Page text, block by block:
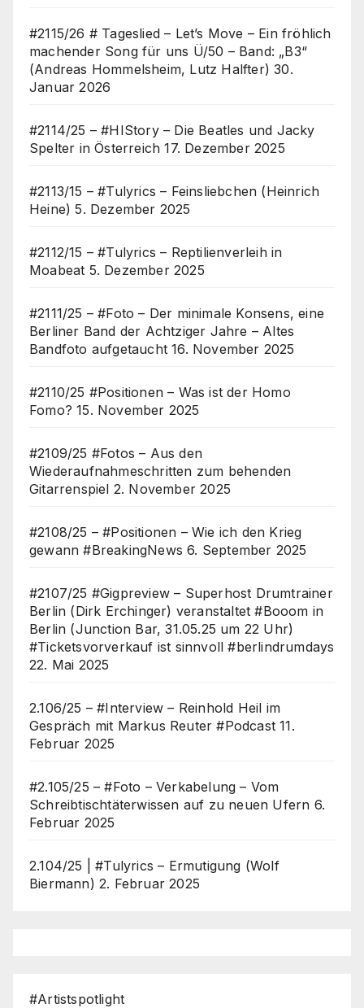
#2115/26 # Tageslied – Let’s Move – Ein fröhlich
machender Song für uns Ü/50 – Band: „B3“
(Andreas Hommelsheim, Lutz Halfter) 30.
Januar 2026
#2114/25 – #HIStory – Die Beatles und Jacky
Spelter in Österreich 17. Dezember 2025
#2113/15 – #Tulyrics – Feinsliebchen (Heinrich
Heine) 5. Dezember 2025
#2112/15 – #Tulyrics – Reptilienverleih in
Moabeat 5. Dezember 2025
#2111/25 – #Foto – Der minimale Konsens, eine
Berliner Band der Achtziger Jahre – Altes
Bandfoto aufgetaucht 16. November 2025
#2110/25 #Positionen – Was ist der Homo
Fomo? 15. November 2025
#2109/25 #Fotos – Aus den
Wiederaufnahmeschritten zum behenden
Gitarrenspiel 2. November 2025
#2108/25 – #Positionen – Wie ich den Krieg
gewann #BreakingNews 6. September 2025
#2107/25 #Gigpreview – Superhost Drumtrainer
Berlin (Dirk Erchinger) veranstaltet #Booom in
Berlin (Junction Bar, 31.05.25 um 22 Uhr)
#Ticketsvorverkauf ist sinnvoll #berlindrumdays
22. Mai 2025
2.106/25 – #Interview – Reinhold Heil im
Gespräch mit Markus Reuter #Podcast 11.
Februar 2025
#2.105/25 – #Foto – Verkabelung – Vom
Schreibtischtäterwissen auf zu neuen Ufern 6.
Februar 2025
2.104/25 | #Tulyrics – Ermutigung (Wolf
Biermann) 2. Februar 2025
#Artistspotlight